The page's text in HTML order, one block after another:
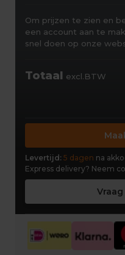
Om prijzen te zien en
een account aan te
snel doen op onze
Totaal excl.BTW
Levertijd: 5 dagen na
Express delivery? Neem